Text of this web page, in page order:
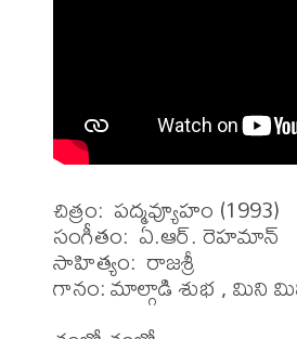
చిత్రం:  పద్మవ్యూహం (1993)
సంగీతం:  ఏ.ఆర్. రెహమాన్
సాహిత్యం:  రాజశ్రీ
గానం: మాల్గాడి శుభ , మిని